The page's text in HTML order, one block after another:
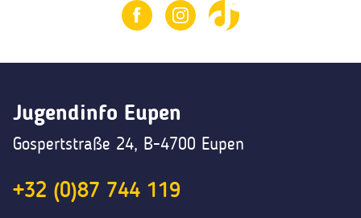
Jugendinfo Eupen
Gospertstraße 24, B-4700 Eupen
+32 (0)87 744 119